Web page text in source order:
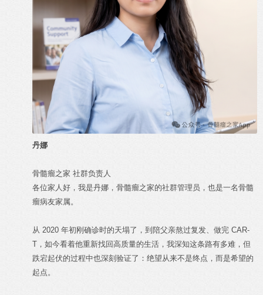
丹娜
骨髓瘤之家 社群负责人
各位家人好，我是丹娜，骨髓瘤之家的社群管理员，也是一名骨髓
瘤病友家属。
从 2020 年初刚确诊时的天塌了，到陪父亲熬过复发、做完 CAR-
T，如今看着他重新找回高质量的生活，我深知这条路有多难，但
跌宕起伏的过程中也深刻验证了：绝望从来不是终点，而是希望的
起点。